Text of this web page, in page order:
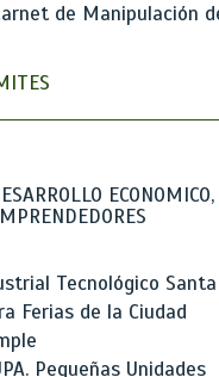
de Manipulación
Tecnológico
Ferias de la Ciudad
Pequeñas Unidades